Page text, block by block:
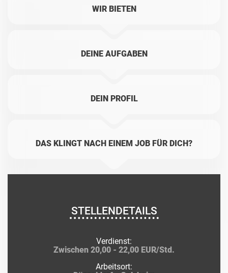
WIR BIETEN
DEINE AUFGABEN
DEIN PROFIL
DAS KLINGT NACH EINEM JOB FÜR DICH?
STELLENDETAILS
Verdienst:
Zwischen 20,00 - 22,00 EUR/Std.
Arbeitsort: